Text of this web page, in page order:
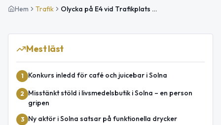
Hem Trafik Olycka på E4 vid Trafikplats Karlberg i riktning mot Uppsala
Mest läst
1 Konkurs inledd för café och juicebar i Solna
2
Misstänkt stöld i livsmedelsbutik i Solna – en person
gripen
3 Ny aktör i Solna satsar på funktionella drycker